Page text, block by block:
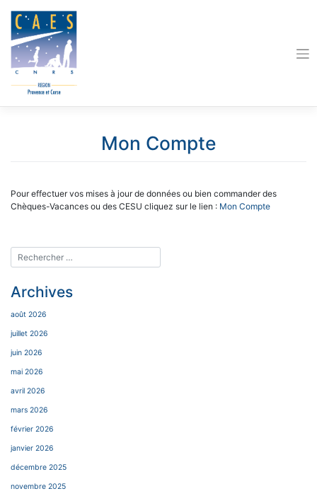
content
Mon Compte
Pour effectuer vos mises à jour de données ou bien commander des
Chèques-Vacances ou des CESU cliquez sur le lien : Mon Compte
Archives
août 2026
juillet 2026
juin 2026
mai 2026
avril 2026
mars 2026
février 2026
janvier 2026
décembre 2025
novembre 2025